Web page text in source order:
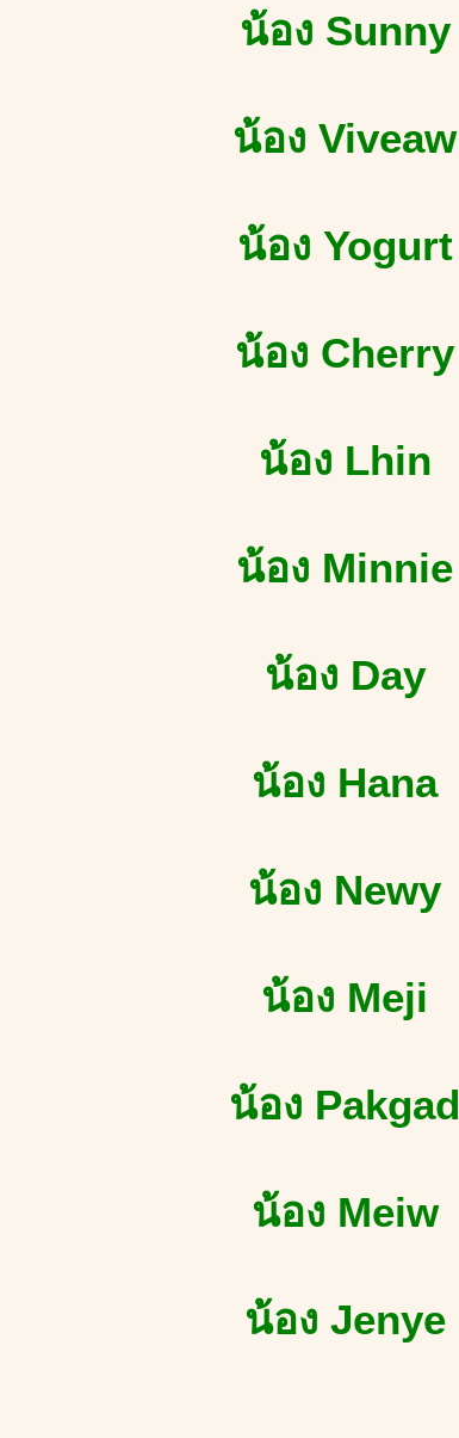
น้อง Sunny
น้อง Viveaw
น้อง Yogurt
น้อง Cherry
น้อง Lhin
น้อง Minnie
น้อง Day
น้อง Hana
น้อง Newy
น้อง Meji
น้อง Pakgad
น้อง Meiw
น้อง Jenye